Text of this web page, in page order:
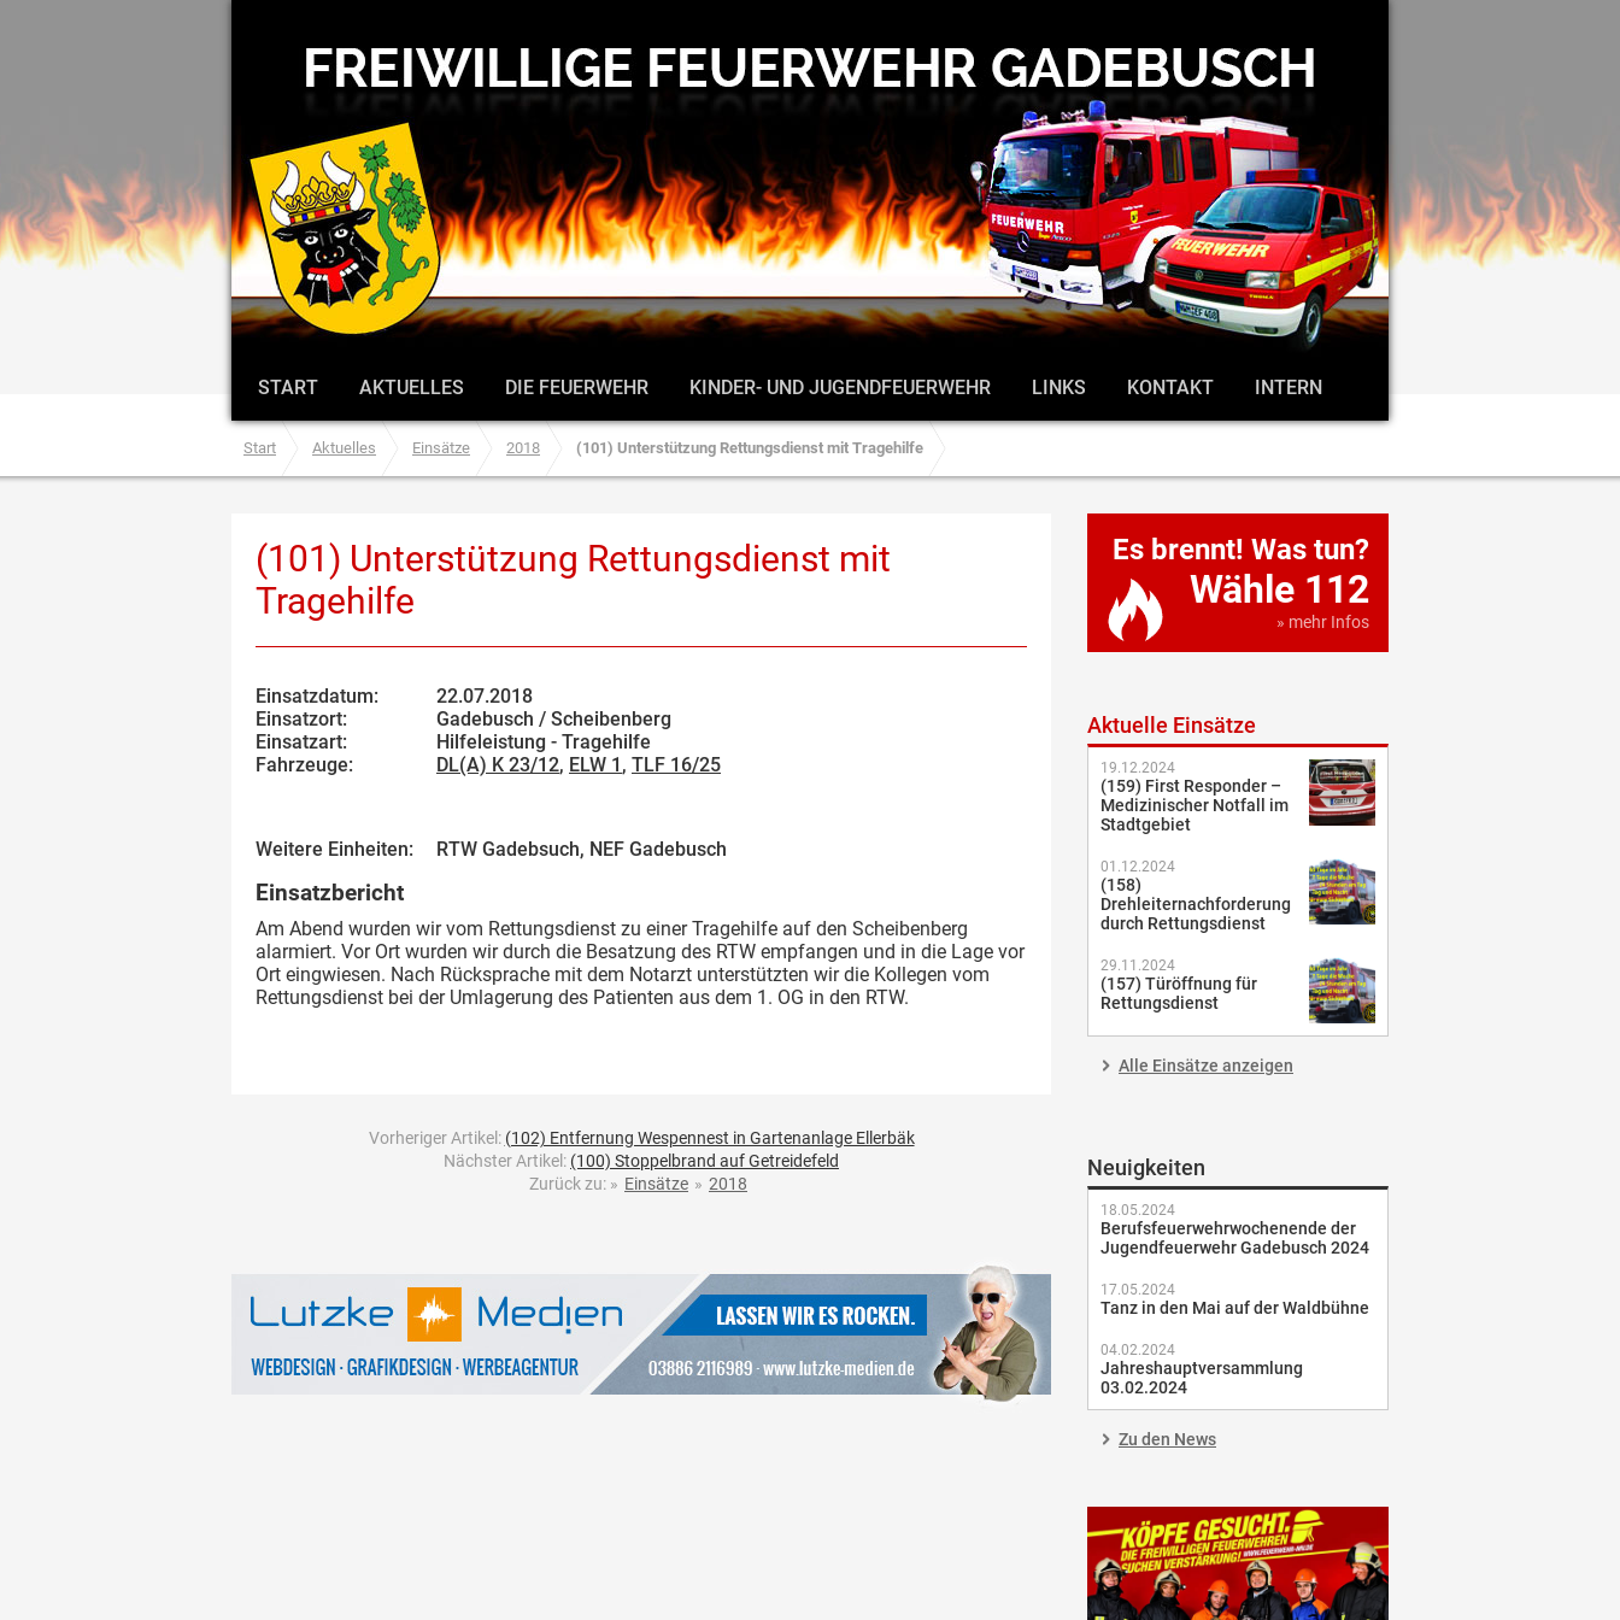
START AKTUELLES DIE FEUERWEHR KINDER- UND JUGENDFEUERWEHR LINKS KONTAKT INTERN
Start Aktuelles Einsätze 2018 (101) Unterstützung Rettungsdienst mit Tragehilfe
(101) Unterstützung Rettungsdienst mit
Tragehilfe
Einsatzdatum:
22.07.2018
Einsatzort:
Gadebusch / Scheibenberg
Einsatzart:
Hilfeleistung - Tragehilfe
Fahrzeuge:
DL(A) K 23/12, ELW 1 , TLF 16/25
Weitere Einheiten: RTW Gadebsuch, NEF Gadebusch
Einsatzbericht
Am Abend wurden wir vom Rettungsdienst zu einer Tragehilfe auf den Scheibenberg
alarmiert. Vor Ort wurden wir durch die Besatzung des RTW empfangen und in die Lage vor
Ort eingwiesen. Nach Rücksprache mit dem Notarzt unterstützten wir die Kollegen vom
Rettungsdienst bei der Umlagerung des Patienten aus dem 1. OG in den RTW.
Vorheriger Artikel: (102) Entfernung Wespennest in Gartenanlage Ellerbäk
Nächster Artikel: (100) Stoppelbrand auf Getreidefeld
Zurück zu: » Einsätze » 2018
Es brennt! Was tun?
Wähle 112
» mehr Infos
Aktuelle Einsätze
19.12.2024
(159) First Responder –
Medizinischer Notfall im
Stadtgebiet
01.12.2024
(158)
Drehleiternachforderung
durch Rettungsdienst
29.11.2024
(157) Türöffnung für
Rettungsdienst
Alle Einsätze anzeigen
Neuigkeiten
18.05.2024
Berufsfeuerwehrwochenende der
Jugendfeuerwehr Gadebusch 2024
17.05.2024
Tanz in den Mai auf der Waldbühne
04.02.2024
Jahreshauptversammlung
03.02.2024
Zu den News